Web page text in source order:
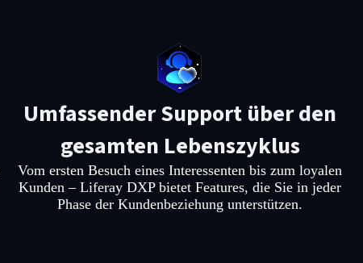
Umfassender Support über den
gesamten Lebenszyklus
Vom ersten Besuch eines Interessenten bis zum loyalen
Kunden – Liferay DXP bietet Features, die Sie in jeder
Phase der Kundenbeziehung unterstützen.